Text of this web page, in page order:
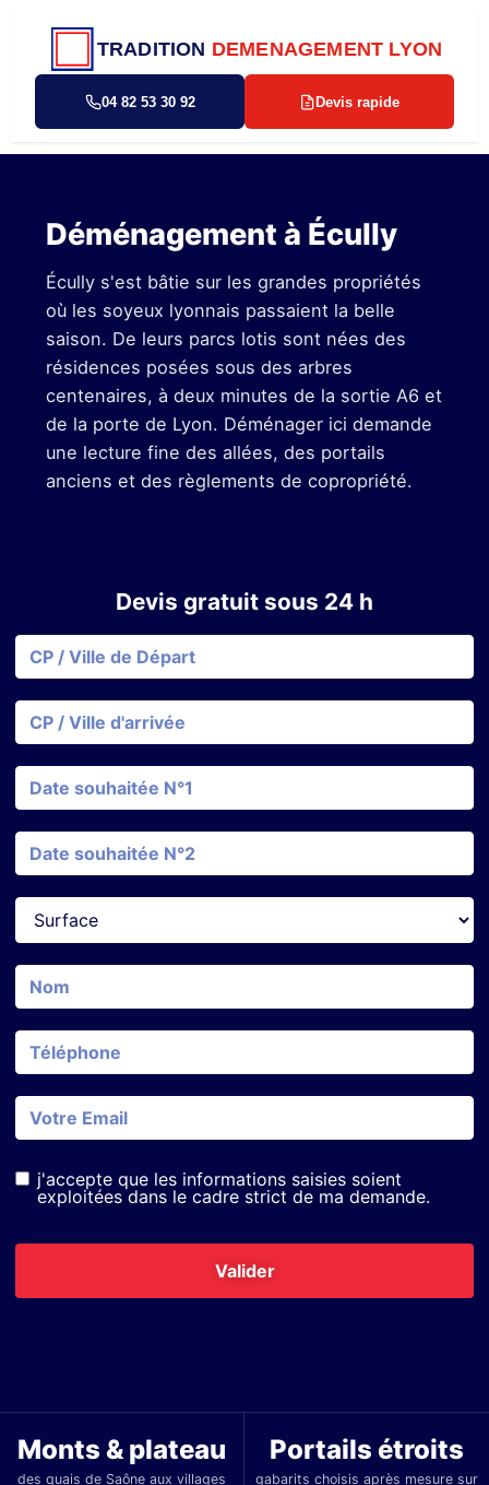
TRADITION DEMENAGEMENT LYON
04 82 53 30 92 Devis rapide
Déménagement à Écully
Écully s'est bâtie sur les grandes propriétés
où les soyeux lyonnais passaient la belle
saison. De leurs parcs lotis sont nées des
résidences posées sous des arbres
centenaires, à deux minutes de la sortie A6 et
de la porte de Lyon. Déménager ici demande
une lecture fine des allées, des portails
anciens et des règlements de copropriété.
Devis gratuit sous 24 h
j'accepte que les informations saisies soient
exploitées dans le cadre strict de ma demande.
Valider
Monts & plateau
des quais de Saône aux villages
Portails étroits
gabarits choisis après mesure sur